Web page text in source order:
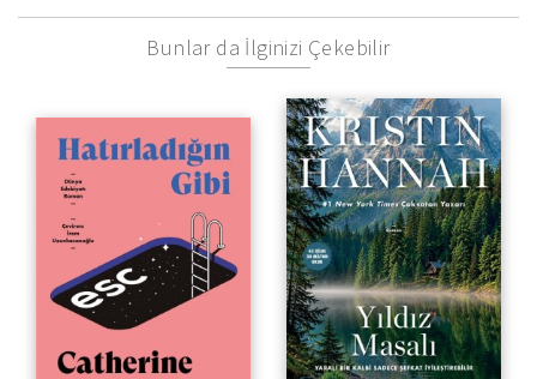
Bunlar da İlginizi Çekebilir